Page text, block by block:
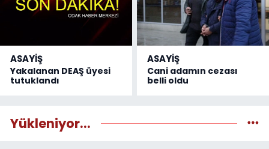
ASAYİŞ
Yakalanan DEAŞ üyesi
tutuklandı
ASAYİŞ
Cani adamın cezası
belli oldu
Yükleniyor...